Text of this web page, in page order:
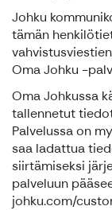
Johku
tämän
Oma Johku -
Oma Johkussa
tallennetut
Palvelussa on
saa ladattua
siirtämiseksi
palveluun
johku.com/